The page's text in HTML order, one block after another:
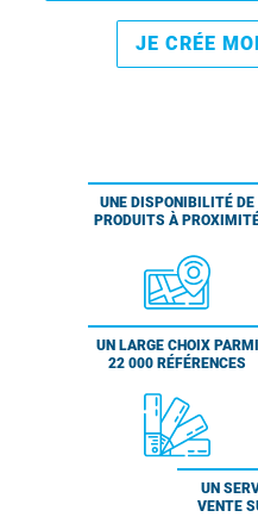
JE CRÉE
UNE DISPONIBILITÉ DE
PRODUITS À
UN LARGE CHOIX PARMI
22 000 RÉFÉRENCES
UN
VENTE